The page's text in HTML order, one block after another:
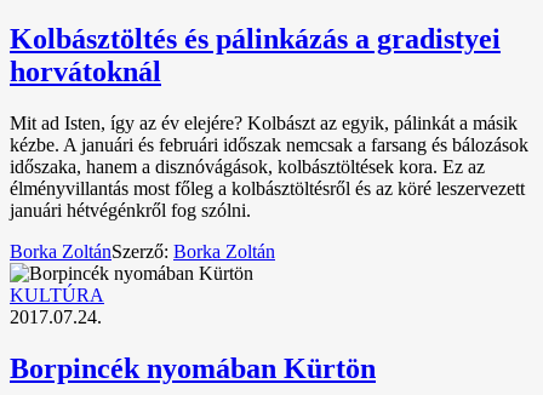
Kolbásztöltés és pálinkázás a gradistyei
horvátoknál
Mit ad Isten, így az év elejére? Kolbászt az egyik, pálinkát a másik
kézbe. A januári és februári időszak nemcsak a farsang és bálozások
időszaka, hanem a disznóvágások, kolbásztöltések kora. Ez az
élményvillantás most főleg a kolbásztöltésről és az köré leszervezett
januári hétvégénkről fog szólni.
Borka ZoltánSzerző: Borka Zoltán
KULTÚRA
2017.07.24.
Borpincék nyomában Kürtön